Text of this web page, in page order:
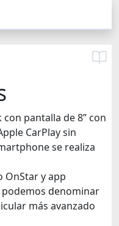
pantalla de 8” con
CarPlay sin
se realiza
OnStar y app
denominar
más avanzado